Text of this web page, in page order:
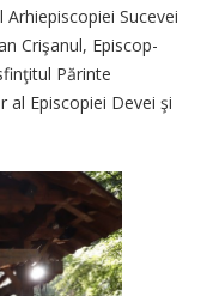
Sucevei
Crişanul, Episcop-
Părinte
al Episcopiei Devei şi